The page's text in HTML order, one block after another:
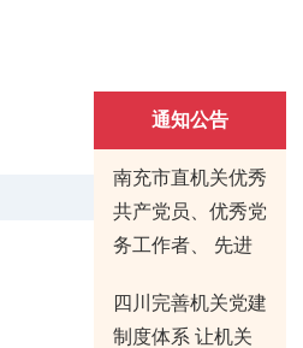
通知公告
南充市直机关优秀
共产党员、优秀党
务工作者、 先进
对象公示
四川完善机关党建
制度体系 让机关